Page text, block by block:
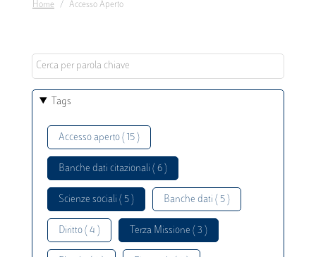
diHome Accesso Aperto
Tags
Accesso aperto ( 15 )
Banche dati citazionali ( 6 )
Scienze sociali ( 5 ) Banche dati ( 5 )
Diritto ( 4 ) Terza Missione ( 3 )